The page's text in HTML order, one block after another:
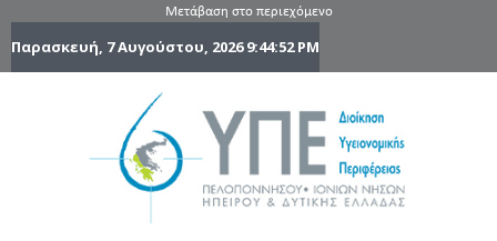
Μετάβαση στο περιεχόμενο
Παρασκευή, 7 Αυγούστου, 20269:44:54 PM